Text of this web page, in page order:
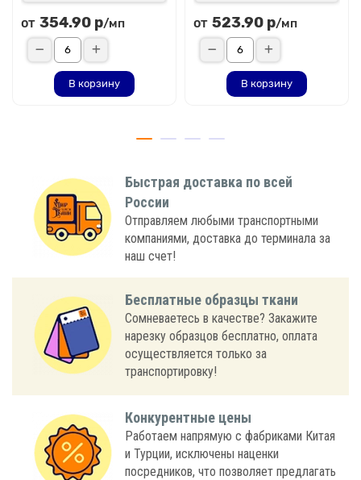
от 354.90 р/мп
В корзину
от 523.90 р/мп
В корзину
Быстрая доставка по всей
России
Отправляем любыми транспортными
компаниями, доставка до терминала за
наш счет!
Бесплатные образцы ткани
Сомневаетесь в качестве? Закажите
нарезку образцов бесплатно, оплата
осуществляется только за
транспортировку!
Конкурентные цены
Работаем напрямую с фабриками Китая
и Турции, исключены наценки
посредников, что позволяет предлагать